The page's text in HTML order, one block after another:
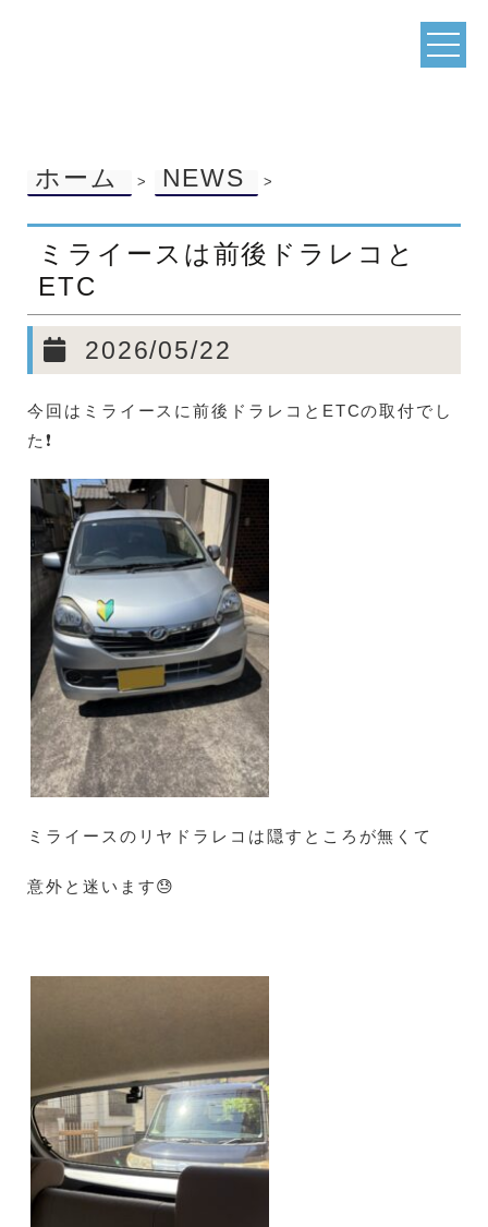
ホーム > NEWS >
ミライースは前後ドラレコと
ETC
2026/05/22
今回はミライースに前後ドラレコとETCの取付でし
た❗
ミライースのリヤドラレコは隠すところが無くて
意外と迷います😓